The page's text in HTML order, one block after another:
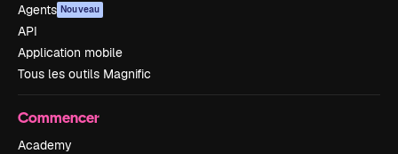
Agents Nouveau
API
Application mobile
Tous les outils Magnific
Commencer
Academy